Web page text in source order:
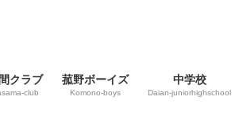
クラブ
club
菰野ボーイズ
Komono-boys
中学校
Daian‐juniorhighschool